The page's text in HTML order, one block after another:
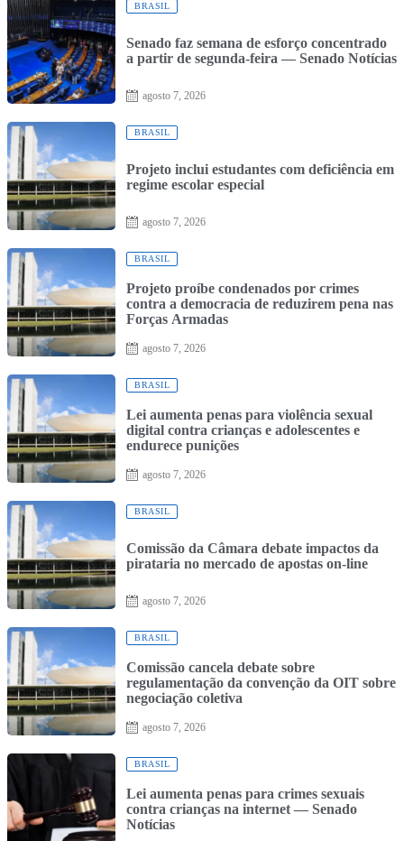
BRASIL
Senado faz semana de esforço concentrado
a partir de segunda-feira — Senado Notícias
Posted
agosto 7, 2026
BRASIL
Projeto inclui estudantes com deficiência em
regime escolar especial
Posted
agosto 7, 2026
BRASIL
Projeto proíbe condenados por crimes
contra a democracia de reduzirem pena nas
Forças Armadas
Posted
agosto 7, 2026
BRASIL
Lei aumenta penas para violência sexual
digital contra crianças e adolescentes e
endurece punições
Posted
agosto 7, 2026
BRASIL
Comissão da Câmara debate impactos da
pirataria no mercado de apostas on-line
Posted
agosto 7, 2026
BRASIL
Comissão cancela debate sobre
regulamentação da convenção da OIT sobre
negociação coletiva
Posted
agosto 7, 2026
BRASIL
Lei aumenta penas para crimes sexuais
contra crianças na internet — Senado
Notícias